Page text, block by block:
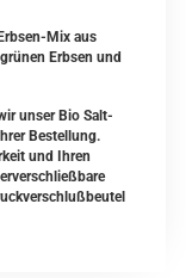
Mix aus
Erbsen und
unser Bio Salt-
Bestellung.
und Ihren